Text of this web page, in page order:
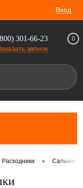
Вход
301-66-23
звонок
0
Расходники • Сальники